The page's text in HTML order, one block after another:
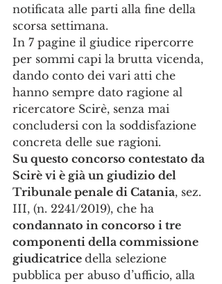
notificata alle parti alla fine della
scorsa settimana.
In 7 pagine il giudice ripercorre
per sommi capi la brutta vicenda,
dando conto dei vari atti che
hanno sempre dato ragione al
ricercatore Scirè, senza mai
concludersi con la soddisfazione
concreta delle sue ragioni.
Su questo concorso contestato da
Scirè vi è già un giudizio del
Tribunale penale di Catania, sez.
III, (n. 2241/2019), che ha
condannato in concorso i tre
componenti della commissione
giudicatrice della selezione
pubblica per abuso d’ufficio, alla